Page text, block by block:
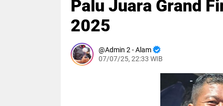
Palu Juara Grand
2025
Admin 2 - Alam
07/07/25, 22:33 WIB